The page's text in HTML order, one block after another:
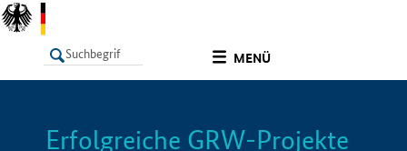
MENÜ
LISTE Info
Erfolgreiche GRW-Projekte